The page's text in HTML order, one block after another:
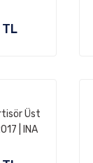
Üst
| INA